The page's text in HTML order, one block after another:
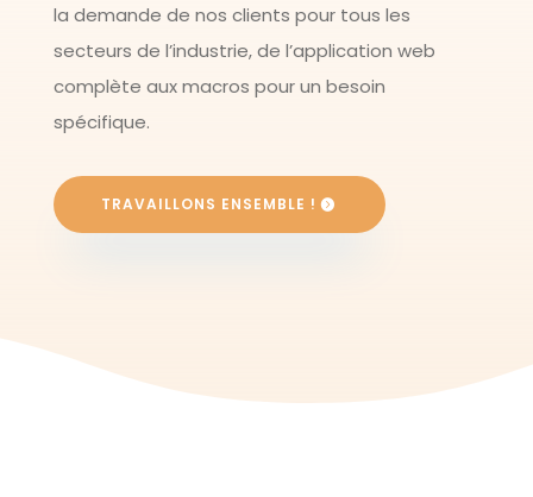
la demande de nos clients pour tous les
secteurs de l’industrie, de l’application web
complète aux macros pour un besoin
spécifique.
TRAVAILLONS ENSEMBLE !